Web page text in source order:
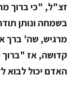
זצ"ל, "כי ברוך
בשמחה ונותן
מרגיש, שה' ברך
קדושה, אז
האדם יכול לבוא